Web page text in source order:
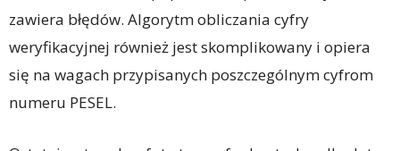
zawiera błędów. Algorytm obliczania cyfry
weryfikacyjnej również jest skomplikowany i opiera
się na wagach przypisanych poszczególnym cyfrom
numeru PESEL.